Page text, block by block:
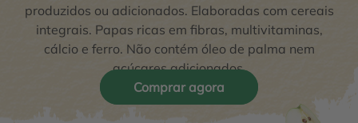
produzidos ou adicionados. Elaboradas com cereais
integrais. Papas ricas em fibras, multivitaminas,
cálcio e ferro. Não contém óleo de palma nem
açúcares adicionados.
Comprar agora